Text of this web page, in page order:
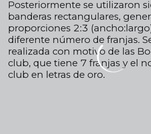
Posteriormente se utilizaron
banderas rectangulares,
proporciones 2:3
diferente número de franjas.
realizada con motivo de las
club, que tiene 7 franjas y el
club en letras de oro.